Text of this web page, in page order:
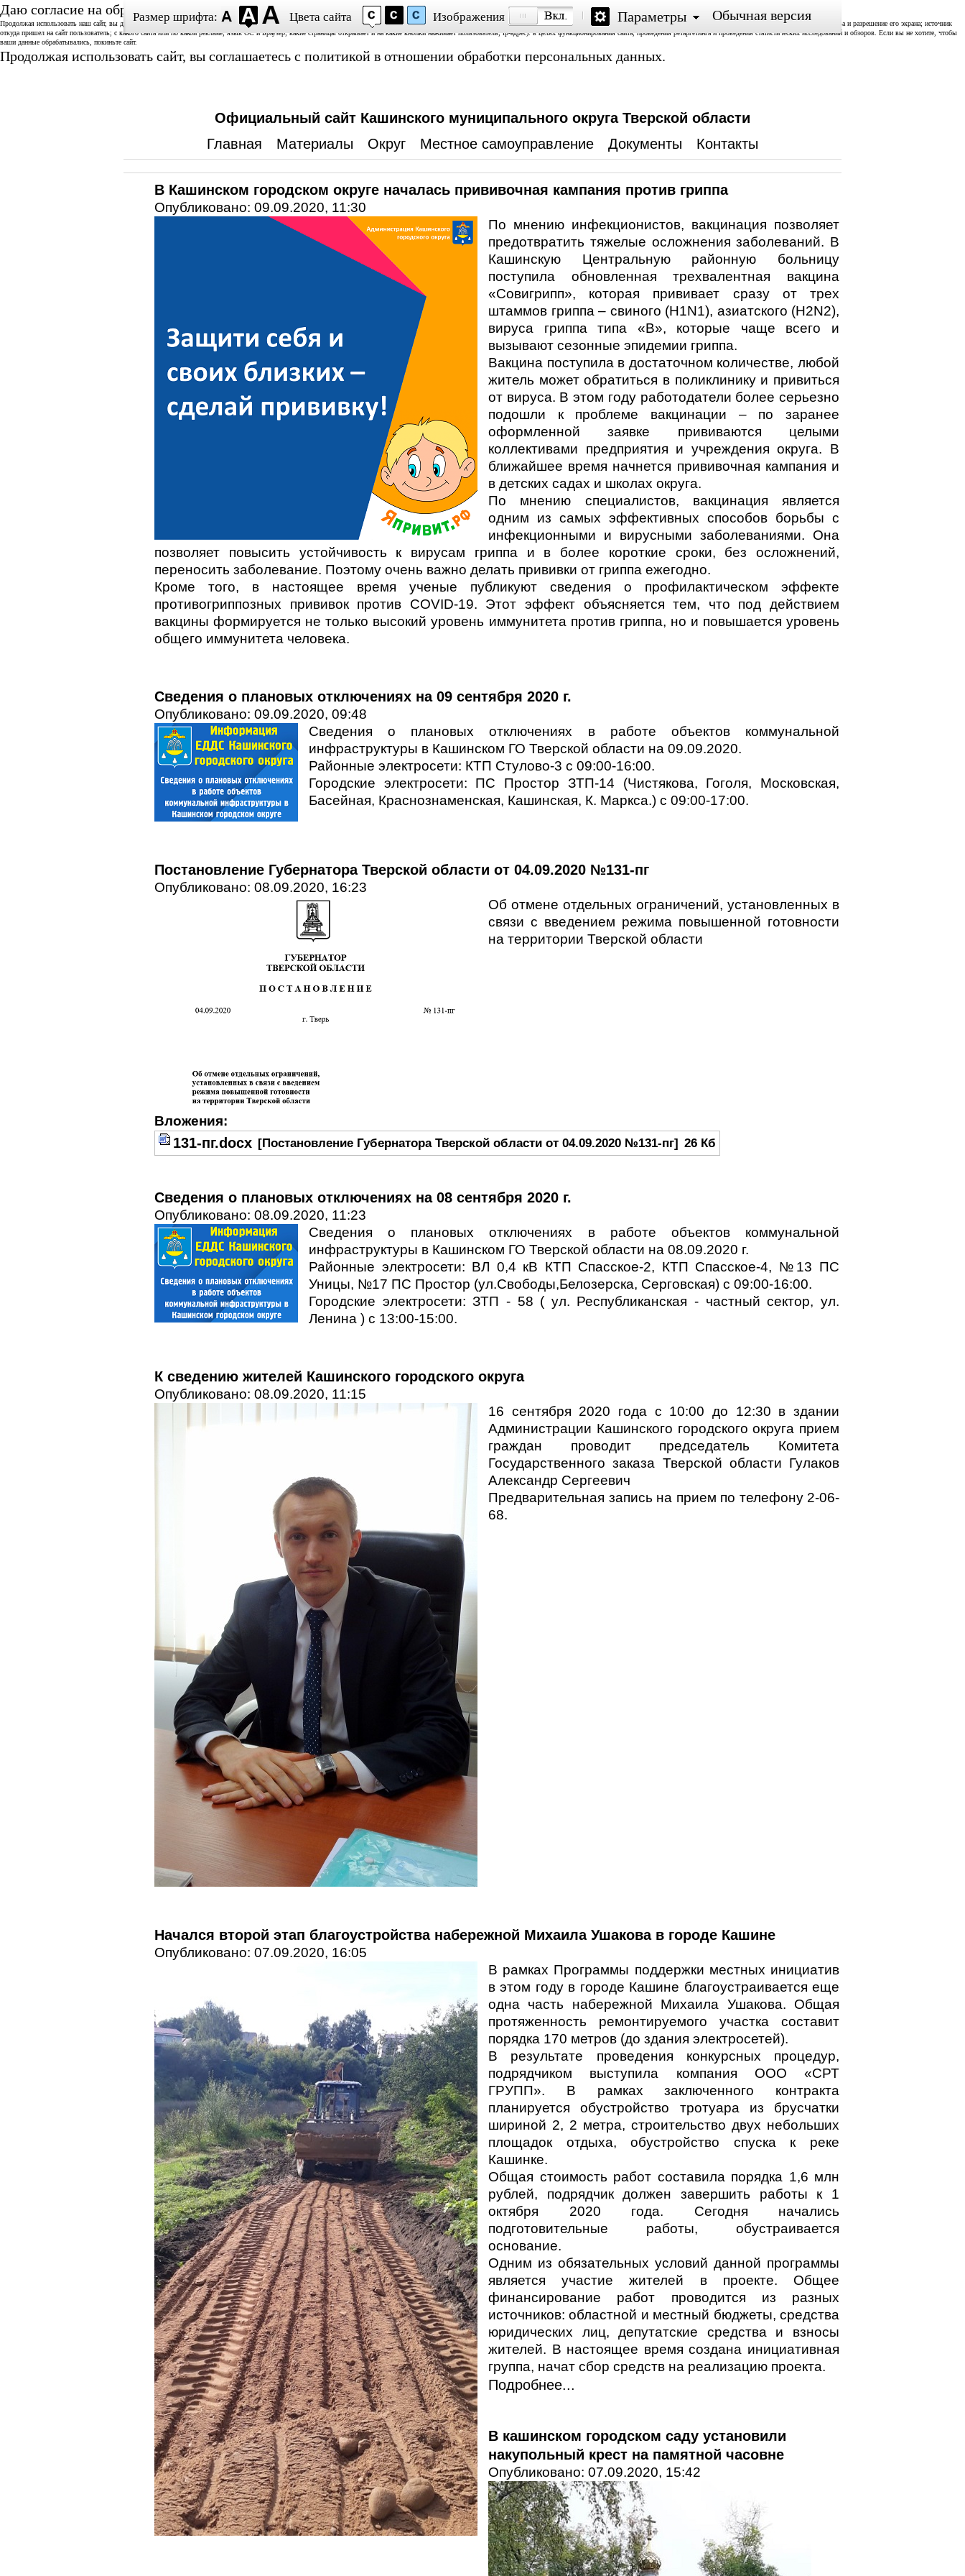
Даю согласие на обработку данных
Продолжая использовать наш сайт, вы даете согласие на использование аналитической системы «Спутник/Аналитика» и «Яндекс.Метрика»; обработку файлов cookie, пользовательских данных (сведения о местоположении; тип и версия ОС, тип и версия Браузера; тип устройства и разрешение его экрана; источник
откуда пришел на сайт пользователь; с какого сайта или по какой рекламе; язык ОС и Браузер; какие страницы открывает и на какие кнопки нажимает пользователь; ip-адрес). в целях функционирования сайта, проведения ретаргетинга и проведения статистических исследований и обзоров. Если вы не хотите, чтобы
ваши данные обрабатывались, покиньте сайт.
Продолжая использовать сайт, вы соглашаетесь с политикой в отношении обработки персональных данных.
Размер шрифта: Цвета сайта Изображения Параметры Обычная версия
Официальный сайт Кашинского муниципального округа Тверской области
Главная
Материалы Округ Местное самоуправление Документы Контакты
В Кашинском городском округе началась прививочная кампания против гриппа
Опубликовано: 09.09.2020, 11:30
По мнению инфекционистов, вакцинация позволяет
предотвратить тяжелые осложнения заболеваний. В
Кашинскую Центральную районную больницу
поступила обновленная трехвалентная вакцина
«Совигрипп», которая прививает сразу от трех
штаммов гриппа – свиного (H1N1), азиатского (H2N2),
вируса гриппа типа «B», которые чаще всего и
вызывают сезонные эпидемии гриппа.
Вакцина поступила в достаточном количестве, любой
житель может обратиться в поликлинику и привиться
от вируса. В этом году работодатели более серьезно
подошли к проблеме вакцинации – по заранее
оформленной заявке прививаются целыми
коллективами предприятия и учреждения округа. В
ближайшее время начнется прививочная кампания и
в детских садах и школах округа.
По мнению специалистов, вакцинация является
одним из самых эффективных способов борьбы с
инфекционными и вирусными заболеваниями. Она
позволяет повысить устойчивость к вирусам гриппа и в более короткие сроки, без осложнений,
переносить заболевание. Поэтому очень важно делать прививки от гриппа ежегодно.
Кроме того, в настоящее время ученые публикуют сведения о профилактическом эффекте
противогриппозных прививок против COVID-19. Этот эффект объясняется тем, что под действием
вакцины формируется не только высокий уровень иммунитета против гриппа, но и повышается уровень
общего иммунитета человека.
Сведения о плановых отключениях на 09 сентября 2020 г.
Опубликовано: 09.09.2020, 09:48
Сведения о плановых отключениях в работе объектов коммунальной
инфраструктуры в Кашинском ГО Тверской области на 09.09.2020.
Районные электросети: КТП Стулово-3 с 09:00-16:00.
Городские электросети: ПС Простор ЗТП-14 (Чистякова, Гоголя, Московская,
Басейная, Краснознаменская, Кашинская, К. Маркса.) с 09:00-17:00.
Постановление Губернатора Тверской области от 04.09.2020 №131-пг
Опубликовано: 08.09.2020, 16:23
Об отмене отдельных ограничений, установленных в
связи с введением режима повышенной готовности
на территории Тверской области
Вложения:
131-пг.docx [Постановление Губернатора Тверской области от 04.09.2020 №131-пг] 26 Кб
Сведения о плановых отключениях на 08 сентября 2020 г.
Опубликовано: 08.09.2020, 11:23
Сведения о плановых отключениях в работе объектов коммунальной
инфраструктуры в Кашинском ГО Тверской области на 08.09.2020 г.
Районные электросети: ВЛ 0,4 кВ КТП Спасское-2, КТП Спасское-4, №13 ПС
Уницы, №17 ПС Простор (ул.Свободы,Белозерска, Серговская) с 09:00-16:00.
Городские электросети: ЗТП - 58 ( ул. Республиканская - частный сектор, ул.
Ленина ) с 13:00-15:00.
К сведению жителей Кашинского городского округа
Опубликовано: 08.09.2020, 11:15
16 сентября 2020 года с 10:00 до 12:30 в здании
Администрации Кашинского городского округа прием
граждан проводит председатель Комитета
Государственного заказа Тверской области Гулаков
Александр Сергеевич
Предварительная запись на прием по телефону 2-06-
68.
Начался второй этап благоустройства набережной Михаила Ушакова в городе Кашине
Опубликовано: 07.09.2020, 16:05
В рамках Программы поддержки местных инициатив
в этом году в городе Кашине благоустраивается еще
одна часть набережной Михаила Ушакова. Общая
протяженность ремонтируемого участка составит
порядка 170 метров (до здания электросетей).
В результате проведения конкурсных процедур,
подрядчиком выступила компания ООО «СРТ
ГРУПП». В рамках заключенного контракта
планируется обустройство тротуара из брусчатки
шириной 2, 2 метра, строительство двух небольших
площадок отдыха, обустройство спуска к реке
Кашинке.
Общая стоимость работ составила порядка 1,6 млн
рублей, подрядчик должен завершить работы к 1
октября 2020 года. Сегодня начались
подготовительные работы, обустраивается
основание.
Одним из обязательных условий данной программы
является участие жителей в проекте. Общее
финансирование работ проводится из разных
источников: областной и местный бюджеты, средства
юридических лиц, депутатские средства и взносы
жителей. В настоящее время создана инициативная
группа, начат сбор средств на реализацию проекта.
Подробнее...
В кашинском городском саду установили
накупольный крест на памятной часовне
Опубликовано: 07.09.2020, 15:42